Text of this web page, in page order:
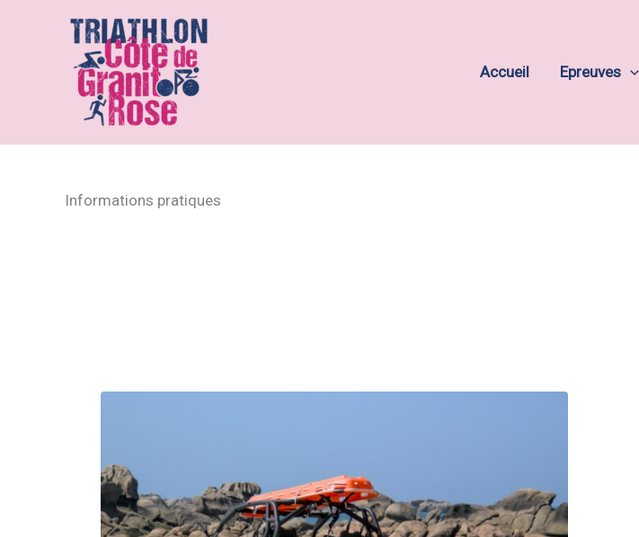
Accueil
Epreuves
Informations pratiques